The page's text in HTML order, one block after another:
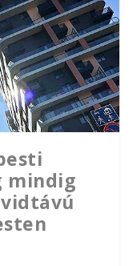
mindig